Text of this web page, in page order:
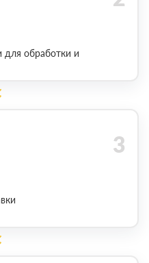
для обработки и